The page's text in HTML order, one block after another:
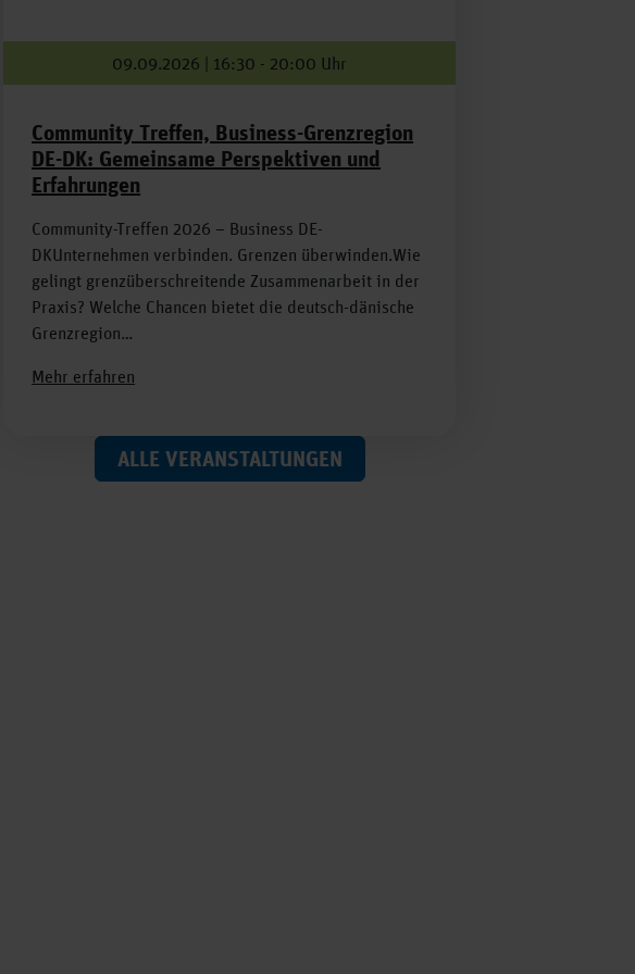
09.09.2026 | 16:30 - 20:00 Uhr
Community Treffen, Business-Grenzregion
DE-DK: Gemeinsame Perspektiven und
Erfahrungen
Community-Treffen 2026 – Business DE-
DKUnternehmen verbinden. Grenzen überwinden.Wie
gelingt grenzüberschreitende Zusammenarbeit in der
Praxis? Welche Chancen bietet die deutsch-dänische
Grenzregion…
Mehr erfahren
ALLE VERANSTALTUNGEN